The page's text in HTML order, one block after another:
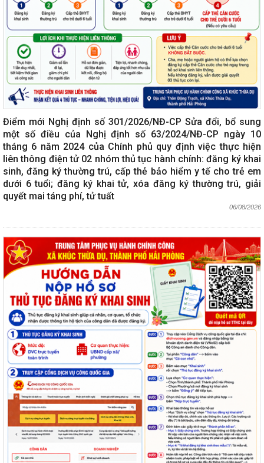
Điểm mới Nghị định số 301/2026/NĐ-CP Sửa đổi, bổ sung
một số điều của Nghị định số 63/2024/NĐ-CP ngày 10
tháng 6 năm 2024 của Chính phủ quy định việc thực hiện
liên thông điện tử 02 nhóm thủ tục hành chính: đăng ký khai
sinh, đăng ký thường trú, cấp thẻ bảo hiểm y tế cho trẻ em
dưới 6 tuổi; đăng ký khai tử, xóa đăng ký thường trú, giải
quyết mai táng phí, tử tuất
06/08/2026